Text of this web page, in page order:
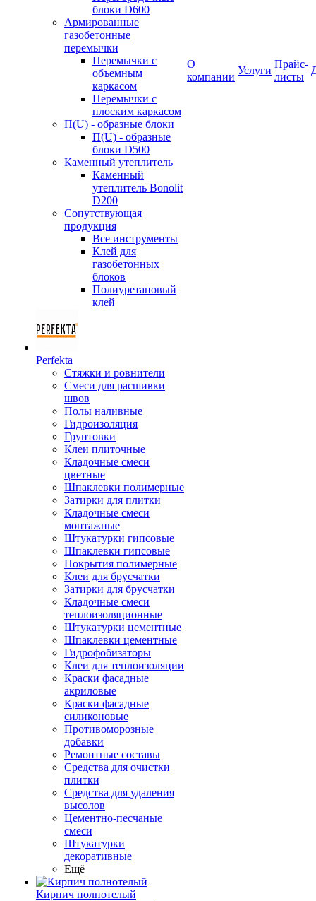
блоки D600
Армированные
газобетонные
перемычки
Перемычки с
объемным
каркасом
Перемычки с
плоским каркасом
П(U) - образные блоки
П(U) - образные
блоки D500
Каменный утеплитель
Каменный
утеплитель Bonolit
D200
Сопутствующая
продукция
Все инструменты
Клей для
газобетонных
блоков
Полиуретановый
клей
Perfekta
Стяжки и ровнители
Смеси для расшивки
швов
Полы наливные
Гидроизоляция
Грунтовки
Клеи плиточные
Кладочные смеси
цветные
Шпаклевки полимерные
Затирки для плитки
Кладочные смеси
монтажные
Штукатурки гипсовые
Шпаклевки гипсовые
Покрытия полимерные
Клеи для брусчатки
Затирки для брусчатки
Кладочные смеси
теплоизоляционные
Штукатурки цементные
Шпаклевки цементные
Гидрофобизаторы
Клеи для теплоизоляции
Краски фасадные
акриловые
Краски фасадные
силиконовые
Противоморозные
добавки
Ремонтные составы
Средства для очистки
плитки
Средства для удаления
высолов
Цементно-песчаные
смеси
Штукатурки
декоративные
Ещё
Кирпич полнотелый
О
компании
Услуги
Прайс-
листы